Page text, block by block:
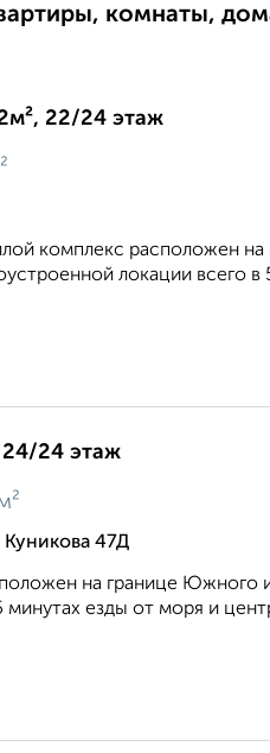
комнаты,
22/24 этаж
комплекс расположен
локации всего
24/24 этаж
47Д
на границе Южного
езды от моря и